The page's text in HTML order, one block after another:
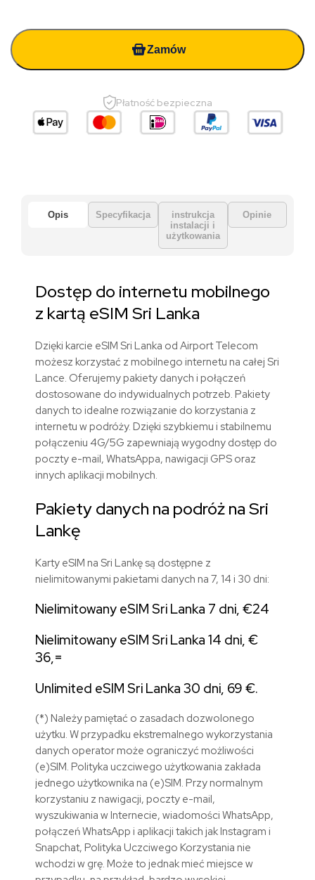
Zamów
Płatność bezpieczna
Opis Specyfikacja
instrukcja
instalacji i
użytkowania
Opinie
Dostęp do internetu mobilnego
z kartą eSIM Sri Lanka
Dzięki karcie eSIM Sri Lanka od Airport Telecom
możesz korzystać z mobilnego internetu na całej Sri
Lance. Oferujemy pakiety danych i połączeń
dostosowane do indywidualnych potrzeb. Pakiety
danych to idealne rozwiązanie do korzystania z
internetu w podróży. Dzięki szybkiemu i stabilnemu
połączeniu 4G/5G zapewniają wygodny dostęp do
poczty e-mail, WhatsAppa, nawigacji GPS oraz
innych aplikacji mobilnych.
Pakiety danych na podróż na Sri
Lankę
Karty eSIM na Sri Lankę są dostępne z
nielimitowanymi pakietami danych na 7, 14 i 30 dni:
Nielimitowany eSIM Sri Lanka 7 dni, €24
Nielimitowany eSIM Sri Lanka 14 dni, €
36,=
Unlimited eSIM Sri Lanka 30 dni, 69 €.
(*) Należy pamiętać o zasadach dozwolonego
użytku. W przypadku ekstremalnego wykorzystania
danych operator może ograniczyć możliwości
(e)SIM. Polityka uczciwego użytkowania zakłada
jednego użytkownika na (e)SIM. Przy normalnym
korzystaniu z nawigacji, poczty e-mail,
wyszukiwania w Internecie, wiadomości WhatsApp,
połączeń WhatsApp i aplikacji takich jak Instagram i
Snapchat, Polityka Uczciwego Korzystania nie
wchodzi w grę. Może to jednak mieć miejsce w